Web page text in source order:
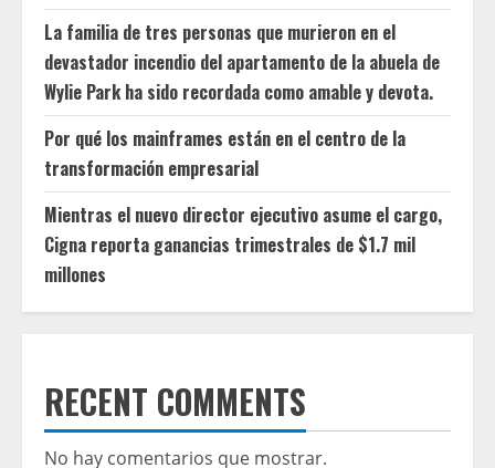
La familia de tres personas que murieron en el
devastador incendio del apartamento de la abuela de
Wylie Park ha sido recordada como amable y devota.
Por qué los mainframes están en el centro de la
transformación empresarial
Mientras el nuevo director ejecutivo asume el cargo,
Cigna reporta ganancias trimestrales de $1.7 mil
millones
RECENT COMMENTS
No hay comentarios que mostrar.